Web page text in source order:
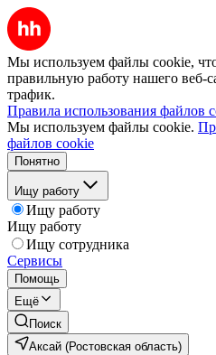
Мы используем файлы cookie,
правильную работу нашего веб-
трафик.
Правила использования файлов
Мы используем файлы cookie.
файлов cookie
Понятно
Ищу работу
Ищу работу
Ищу работу
Ищу сотрудника
Сервисы
Помощь
Ещё
Поиск
Аксай (Ростовская область)